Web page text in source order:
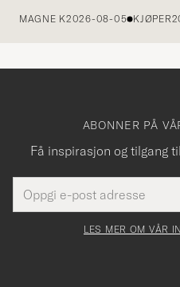
MAGNE K2026-08-05 KJØPER
ABONNER PÅ
Få inspirasjon og tilgang
postadresse
felt
Tack
för
LES MER OM VÅR